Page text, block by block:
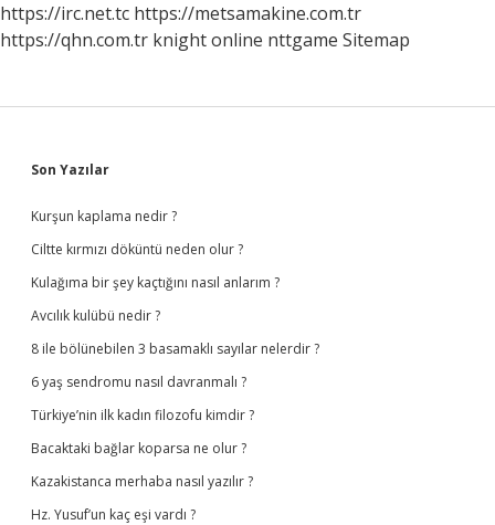
Tutulur
https://irc.net.tc https://metsamakine.com.tr
https://qhn.com.tr knight online nttgame Sitemap
Sidebar
Son Yazılar
Kurşun kaplama nedir ?
Ciltte kırmızı döküntü neden olur ?
Kulağıma bir şey kaçtığını nasıl anlarım ?
Avcılık kulübü nedir ?
8 ile bölünebilen 3 basamaklı sayılar nelerdir ?
6 yaş sendromu nasıl davranmalı ?
Türkiye’nin ilk kadın filozofu kimdir ?
Bacaktaki bağlar koparsa ne olur ?
Kazakistanca merhaba nasıl yazılır ?
Hz. Yusuf’un kaç eşi vardı ?